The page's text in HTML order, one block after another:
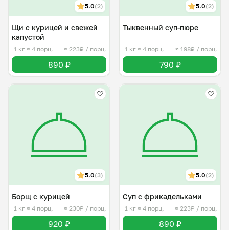
5.0(2)
Щи с курицей и свежей
капустой
1 кг ≈ 4 порц. ≈ 223₽ / порц.
890 ₽
5.0(2)
Тыквенный суп-пюре
1 кг ≈ 4 порц. ≈ 198₽ / порц.
790 ₽
5.0(3)
Борщ с курицей
1 кг ≈ 4 порц. ≈ 230₽ / порц.
920 ₽
5.0(2)
Суп с фрикадельками
1 кг ≈ 4 порц. ≈ 223₽ / порц.
890 ₽